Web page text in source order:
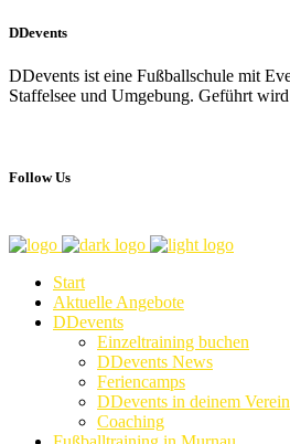
DDevents
DDevents ist eine Fußballschule mit
Staffelsee und Umgebung. Geführt
Follow Us
Start
Aktuelle Angebote
DDevents
Einzeltraining buchen
DDevents News
Feriencamps
DDevents in deinem Verein
Coaching